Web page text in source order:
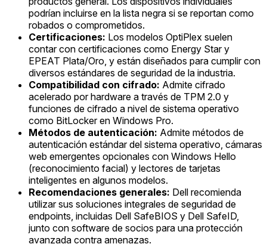
podrían incluirse en la lista negra si se reportan como
robados o comprometidos.
Certificaciones: Los modelos OptiPlex suelen
contar con certificaciones como Energy Star y
EPEAT Plata/Oro, y están diseñados para cumplir con
diversos estándares de seguridad de la industria.
Compatibilidad con cifrado: Admite cifrado
acelerado por hardware a través de TPM 2.0 y
funciones de cifrado a nivel de sistema operativo
como BitLocker en Windows Pro.
Métodos de autenticación: Admite métodos de
autenticación estándar del sistema operativo, cámaras
web emergentes opcionales con Windows Hello
(reconocimiento facial) y lectores de tarjetas
inteligentes en algunos modelos.
Recomendaciones generales: Dell recomienda
utilizar sus soluciones integrales de seguridad de
endpoints, incluidas Dell SafeBIOS y Dell SafeID,
junto con software de socios para una protección
avanzada contra amenazas.